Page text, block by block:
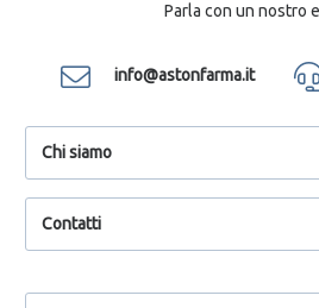
Parla con un nostro
info@astonfarma.it
Chi siamo
Contatti